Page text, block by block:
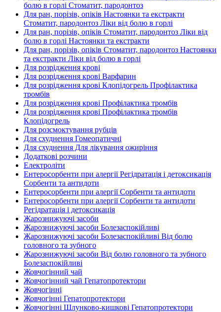
болю в горлі Стоматит, пародонтоз
Для ран, порізів, опіків Настоянки та екстракти
Стоматит, пародонтоз Ліки від болю в горлі
Для ран, порізів, опіків Стоматит, пародонтоз Ліки від
болю в горлі Настоянки та екстракти
Для ран, порізів, опіків Стоматит, пародонтоз Настоянки
та екстракти Ліки від болю в горлі
Для розрідження крові
Для розрідження крові Варфарин
Для розрідження крові Клопідогрель Профілактика
тромбів
Для розрідження крові Профілактика тромбів
Для розрідження крові Профілактика тромбів
Клопідогрель
Для розсмоктування рубців
Для схуднення Гомеопатичні
Для схуднення Для лікування ожиріння
Додаткові розчини
Електроліти
Ентеросорбенти при алергії Регідратація і детоксикація
Сорбенти та антидоти
Ентеросорбенти при алергії Сорбенти та антидоти
Ентеросорбенти при алергії Сорбенти та антидоти
Регідратація і детоксикація
Жарознижуючі засоби
Жарознижуючі засоби Болезаспокійливі
Жарознижуючі засоби Болезаспокійливі Від болю
головного та зубного
Жарознижуючі засоби Від болю головного та зубного
Болезаспокійливі
Жовчогінний чай
Жовчогінний чай Гепатопротектори
Жовчогінні
Жовчогінні Гепатопротектори
Жовчогінні Шлунково-кишкові Гепатопротектори